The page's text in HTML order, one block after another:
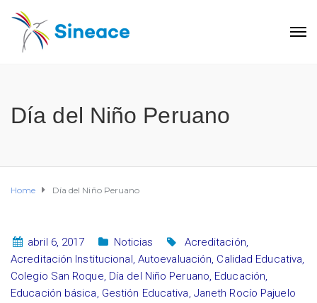
Día del Niño Peruano
Home Día del Niño Peruano
abril 6, 2017 Noticias Acreditación,
Acreditación Institucional, Autoevaluación, Calidad Educativa,
Colegio San Roque, Día del Niño Peruano, Educación,
Educación básica, Gestión Educativa, Janeth Rocío Pajuelo